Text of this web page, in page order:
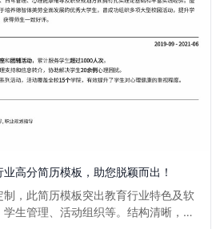
业高分简历模板，助您脱颖而出！
，此简历模板突出教育行业特色及软
生管理、活动组织等。结构清晰，重